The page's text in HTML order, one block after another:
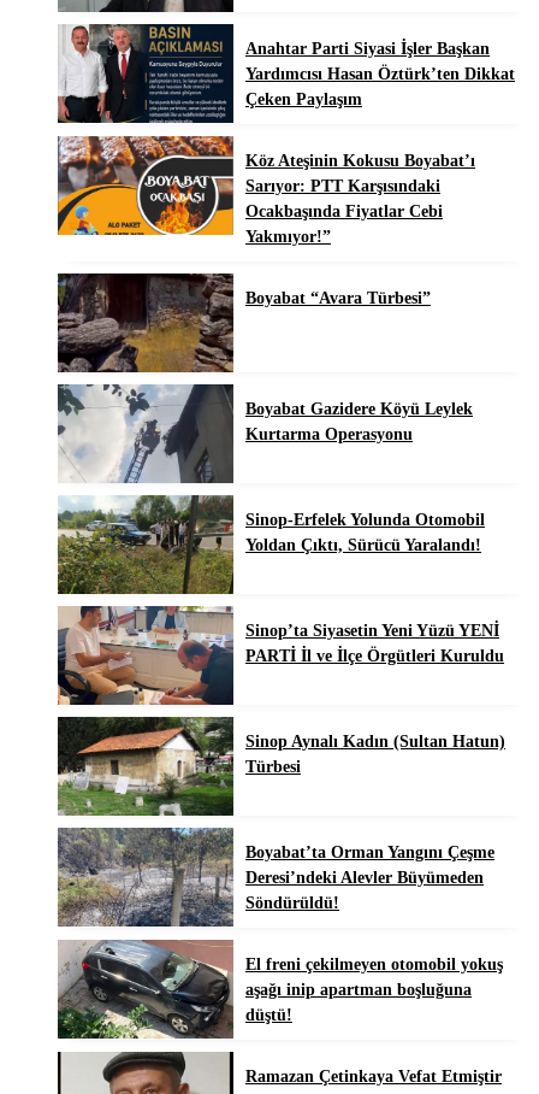
Anahtar Parti Siyasi İşler Başkan
Yardımcısı Hasan Öztürk’ten Dikkat
Çeken Paylaşım
Köz Ateşinin Kokusu Boyabat’ı
Sarıyor: PTT Karşısındaki
Ocakbaşında Fiyatlar Cebi
Yakmıyor!”
Boyabat “Avara Türbesi”
Boyabat Gazidere Köyü Leylek
Kurtarma Operasyonu
Sinop-Erfelek Yolunda Otomobil
Yoldan Çıktı, Sürücü Yaralandı!
Sinop’ta Siyasetin Yeni Yüzü YENİ
PARTİ İl ve İlçe Örgütleri Kuruldu
Sinop Aynalı Kadın (Sultan Hatun)
Türbesi
Boyabat’ta Orman Yangını Çeşme
Deresi’ndeki Alevler Büyümeden
Söndürüldü!
El freni çekilmeyen otomobil yokuş
aşağı inip apartman boşluğuna
düştü!
Ramazan Çetinkaya Vefat Etmiştir